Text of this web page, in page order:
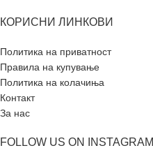
КОРИСНИ ЛИНКОВИ
Политика на приватност
Правила на купување
Политика на колачиња
Контакт
За нас
FOLLOW US ON INSTAGRAM